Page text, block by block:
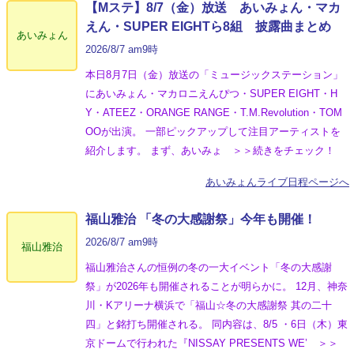
あいみょん
【Mステ】8/7（金）放送 あいみょん・マカ
えん・SUPER EIGHTら8組 披露曲まとめ
2026/8/7 am9時
本日8月7日（金）放送の「ミュージックステーション」
にあいみょん・マカロニえんぴつ・SUPER EIGHT・H
Y・ATEEZ・ORANGE RANGE・T.M.Revolution・TOM
OOが出演。 一部ピックアップして注目アーティストを
紹介します。 まず、あいみょ ＞＞続きをチェック！
あいみょんライブ日程ページへ
福山雅治
福山雅治 「冬の⼤感謝祭」今年も開催！
2026/8/7 am9時
福山雅治さんの恒例の冬の一大イベント「冬の⼤感謝
祭」が2026年も開催されることが明らかに。 12月、神奈
川・Kアリーナ横浜で「福山☆冬の大感謝祭 其の二十
四」と銘打ち開催される。 同内容は、8/5 ・6日（木）東
京ドームで行われた『NISSAY PRESENTS WE’ ＞＞